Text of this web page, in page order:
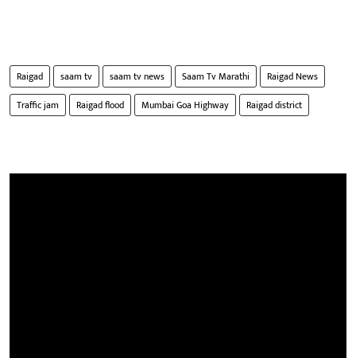
Raigad saam tv saam tv news Saam Tv Marathi
Raigad News
Traffic jam
Raigad flood Mumbai Goa Highway Raigad district